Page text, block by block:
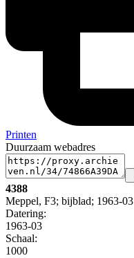
Printen
Duurzaam webadres
4388
Meppel, F3; bijblad; 1963-03
Datering:
1963-03
Schaal:
1000